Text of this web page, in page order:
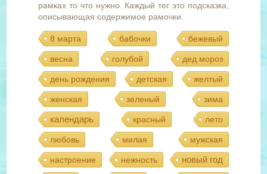
рамках то что нужно. Каждый тег это подсказка,
описывающая содержимое рамочки.
8 марта бабочки бежевый
весна голубой дед мороз
день рождения детская желтый
женская зеленый зима
календарь красный лето
любовь милая мужская
настроение нежность новый год